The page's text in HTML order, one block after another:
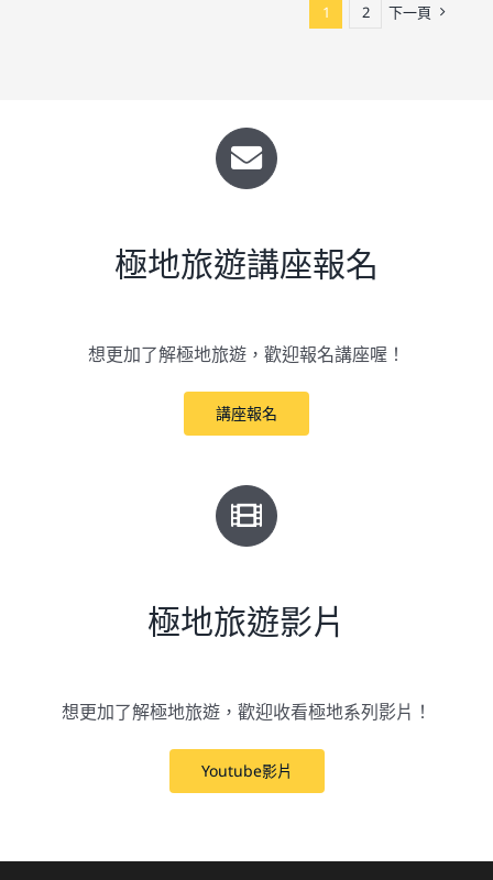
1 2 下一頁
極地旅遊講座報名
想更加了解極地旅遊，歡迎報名講座喔！
講座報名
極地旅遊影片
想更加了解極地旅遊，歡迎收看極地系列影片！
Youtube影片